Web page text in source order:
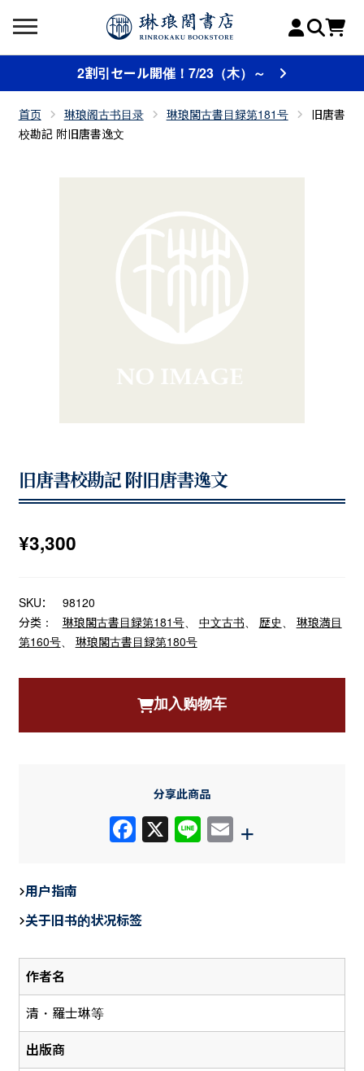
2割引セール開催！7/23（木）～
首页 琳琅阁古书目录 琳琅閣古書目録第181号
旧唐書
校勘記 附旧唐書逸文
旧唐書校勘記 附旧唐書逸文
¥3,300
SKU：
98120
分类：
琳琅閣古書目録第181号、 中文古书 歴史
琳琅満目
第160号、 琳琅閣古書目録第180号
作者名
清・羅士琳等
出版商
加入购物车
分享此商品
F
e
b
o
o
X Li E
+
用户指南
关于旧书的状况标签